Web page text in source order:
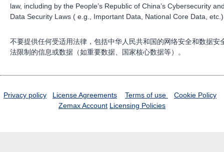
law, including by the People’s Republic of China’s Cybersecurity
Data Security Laws ( e.g., Important Data, National Core Data,
不要提供任何受适用法律，包括中华人民共和国的网络安全和数据安
法限制的信息或数据（如重要数据、国家核心数据等）。
Privacy policy License Agreements Terms of use
Cookie Policy
Zemax Account Licensing Policies